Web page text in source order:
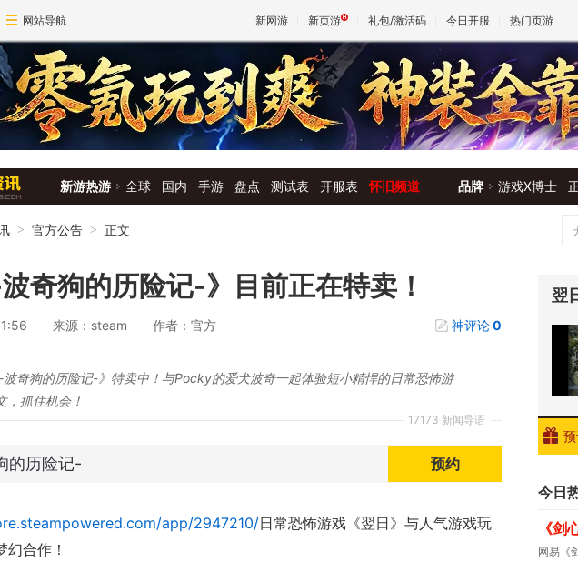
网站导航 新网游 新页游 礼包/激活码 今日开服 热门页游
魔兽
新游热游 全球 国内 手游 盘点 测试表 开服表 怀旧频道 品牌 游戏X博士
> 官方公告 > 正文
波奇狗的历险记-》目前正在特卖！
来源：steam 作者：官方 神评论0
17173 新闻导语
-波奇狗的历险记-》特卖中！与Pocky的爱犬波奇一起体验短小精悍的日常恐怖游
，抓住机会！
的历险记- 预约
app/2947210/日常恐怖游戏《翌日》与人气游戏玩
幻合作！
今日
《剑
网易《